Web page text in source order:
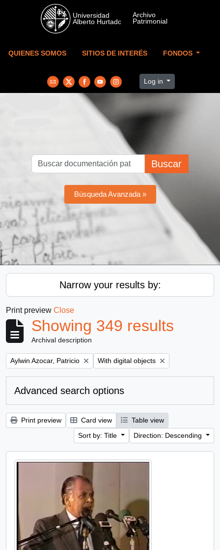
Skip to main content
QUIENES SOMOS SITIOS DE INTERÉS FONDOS
Log in
Buscar
Búsqueda Avanzada »
Narrow your results by:
Print preview Close
Showing 349 results
Archival description
Remove filter:
Aylwin Azocar, Patricio Remove filter:
With digital objects
Advanced search options
Print preview Card view
Table view
Sort by: Title
Direction: Descending